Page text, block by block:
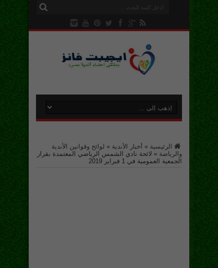
الرئيسية » أخبار الأندية » لوائح وقوانين الأندية
والرياضة » لائحة نادي الشمس الرياضي المعتمدة بقرار
الجمعية العمومية في 1 فبراير 2019